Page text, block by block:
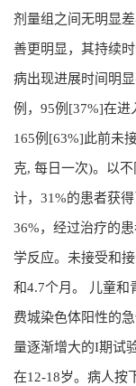
剂量组之间无明显
善更明显，其持续
病出现进展时间明
例，95例[37%]在进
165例[63%]此前未
克, 每日一次)。以
计，31%的患者获
36%，经过治疗的
学反应。未接受和
和4.7个月。 儿童和
费城染色体阳性的
量逐渐增大的I期试
在12-18岁。病人按